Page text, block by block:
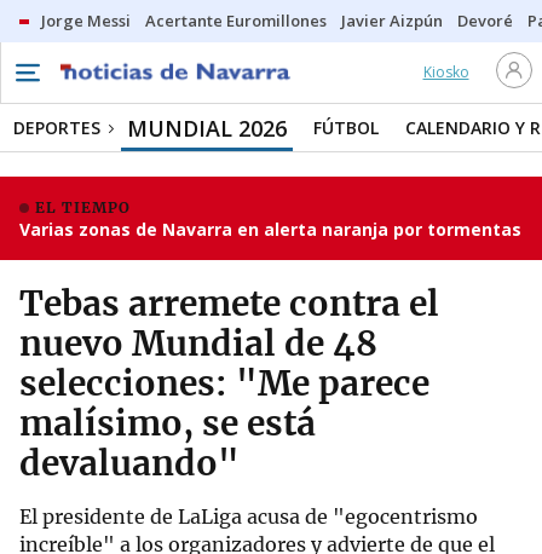
Jorge Messi Acertante Euromillones Javier Aizpún Devoré
Kiosko
DEPORTES MUNDIAL 2026 FÚTBOL CALENDARIO Y
EL TIEMPO
Varias zonas de Navarra en alerta naranja por tormentas
Tebas arremete contra el
nuevo Mundial de 48
selecciones: "Me parece
malísimo, se está
devaluando"
El presidente de LaLiga acusa de "egocentrismo
increíble" a los organizadores y advierte de que el